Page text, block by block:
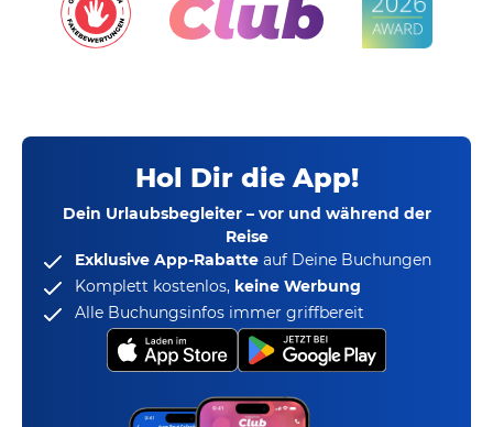
Hol Dir die App!
Dein Urlaubsbegleiter – vor und während der
Reise
Exklusive App-Rabatte auf Deine Buchungen
Komplett kostenlos, keine Werbung
Alle Buchungsinfos immer griffbereit